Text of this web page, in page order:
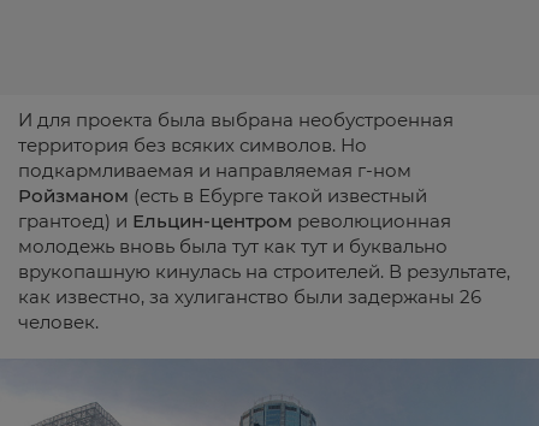
И для проекта была выбрана необустроенная
территория без всяких символов. Но
подкармливаемая и направляемая г-ном
Ройзманом (есть в Ебурге такой известный
грантоед) и Ельцин-центром революционная
молодежь вновь была тут как тут и буквально
врукопашную кинулась на строителей. В результате,
как известно, за хулиганство были задержаны 26
человек.